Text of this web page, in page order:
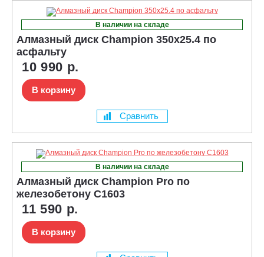
В наличии на складе
Алмазный диск Champion 350x25.4 по
асфальту
10 990 р.
В корзину
Сравнить
В наличии на складе
Алмазный диск Champion Pro по
железобетону C1603
11 590 р.
В корзину